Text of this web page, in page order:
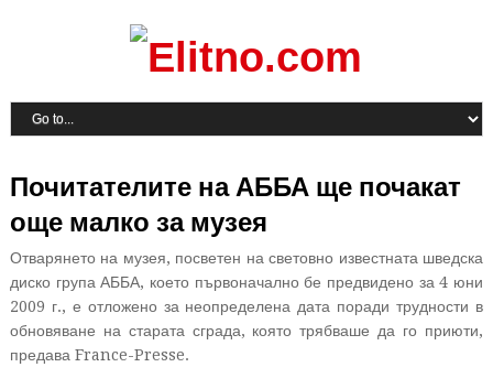
Почитателите на АББА ще почакат
още малко за музея
Отварянето на музея, посветен на световно известната шведска
диско група АББА, което първоначално бе предвидено за 4 юни
2009 г., е отложено за неопределена дата поради трудности в
обновяване на старата сграда, която трябваше да го приюти,
предава France-Presse.